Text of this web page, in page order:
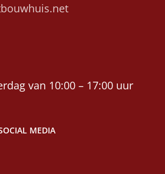
van 10:00 – 17:00 uur
MEDIA